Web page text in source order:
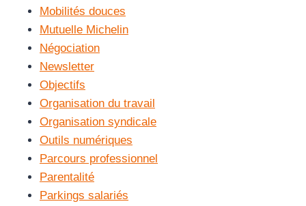
Mobilités douces
Mutuelle Michelin
Négociation
Newsletter
Objectifs
Organisation du travail
Organisation syndicale
Outils numériques
Parcours professionnel
Parentalité
Parkings salariés